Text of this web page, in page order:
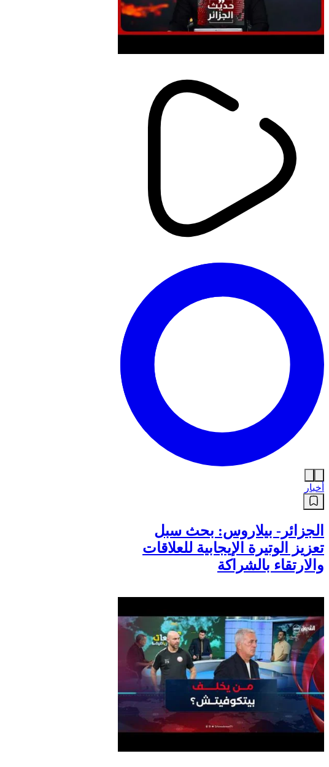
أخبار
الجزائر- بيلاروس: بحث سبل
تعزيز الوتيرة الإيجابية للعلاقات
والارتقاء بالشراكة